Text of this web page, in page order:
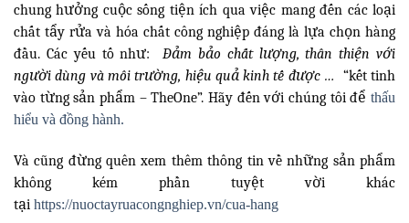
chung hưởng cuộc sống tiện ích qua việc mang đến các loại
chất tẩy rửa và hóa chất công nghiệp đáng là lựa chọn hàng
đầu. Các yếu tố như: Đảm bảo chất lượng, thân thiện với
người dùng và môi trường, hiệu quả kinh tế được …
“kết tinh
vào từng sản phẩm – TheOne”. Hãy đến với chúng tôi để thấu
hiểu và đồng hành.
Và cũng đừng quên xem thêm thông tin về những sản phẩm
không kém phần tuyệt vời khác
tại https://nuoctayruacongnghiep.vn/cua-hang